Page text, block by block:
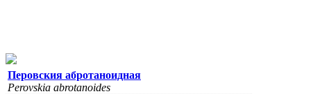
Перовския абротаноидная
Perovskia abrotanoides